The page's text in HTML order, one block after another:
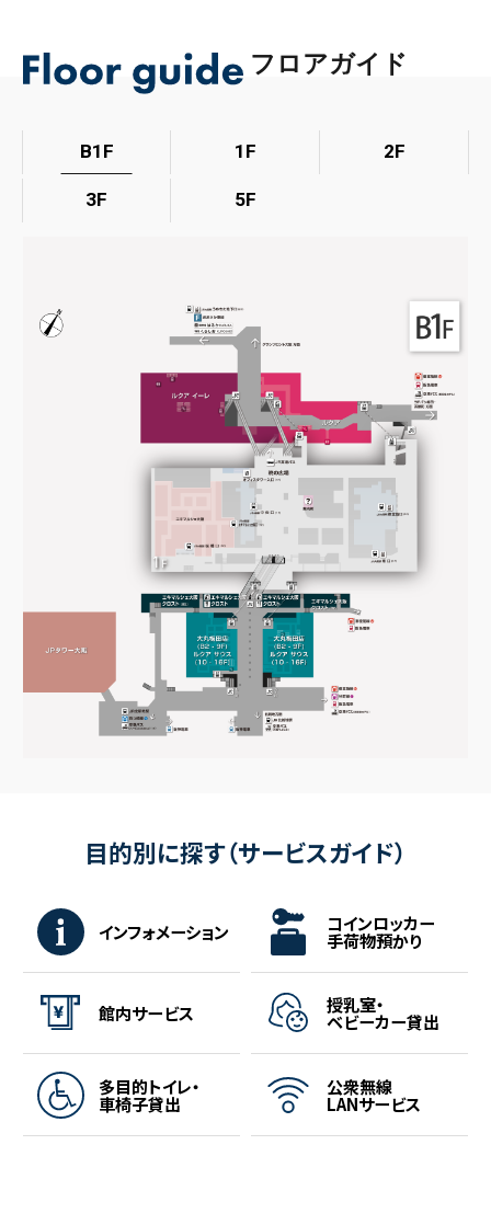
ラグナヴェールPREMIER
コナミスポーツクラブ
大阪ステーションシティ
大阪ステーションシティシネマ
サポートプラザ
ホテルグランヴィア大阪
総合クリニック
ルクア サウス
大丸梅田店
大阪ステーションホテル
9F,11～27F
ＫＩＴＴＥ大阪
大阪駅構内・その他
エキマルシェ大阪 1F（JR大阪駅桜橋口すぐ）
エキマルシェ大阪ウメスト 1F（JR大阪駅西口すぐ）
セントラルコート大阪 1F（JR大阪駅中央改札口前）
イーストコートミドー 1F（JR大阪駅御堂筋口）
エキマルシェ大阪クロスト
フロアガイド
B1F 1F 2F
3F 5F
目的別に探す（サービスガイド）
インフォメーション コインロッカー
手荷物預かり
館内サービス 授乳室・
ベビーカー貸出
多目的トイレ・
車椅子貸出
公衆無線
LANサービス